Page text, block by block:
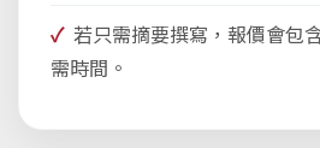
若只需摘要撰寫，報價會包
需時間。